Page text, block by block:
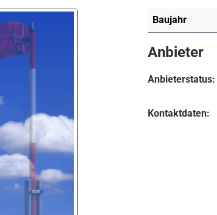
Baujahr
Anbieter
Anbieterstatus:
Kontaktdaten: